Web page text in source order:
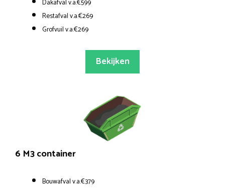
Dakafval v.a.€599
Restafval v.a.€269
Grofvuil v.a.€269
Bekijken
6 M3 container
Bouwafval v.a.€379